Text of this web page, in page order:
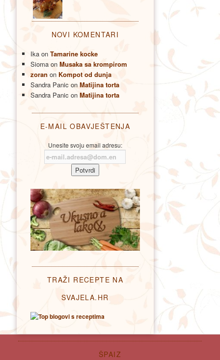
NOVI KOMENTARI
Ikaon Tamarine kocke
Siomaon Musaka sa krompirom
zoran on Kompot od dunja
Sandra Panic on Matijina torta
Sandra Panic on Matijina torta
E-MAIL OBAVJEŠTENJA
Unesite svoju email adresu:
TRAŽI RECEPTE NA
SVAJELA.HR
ŠPAIZ